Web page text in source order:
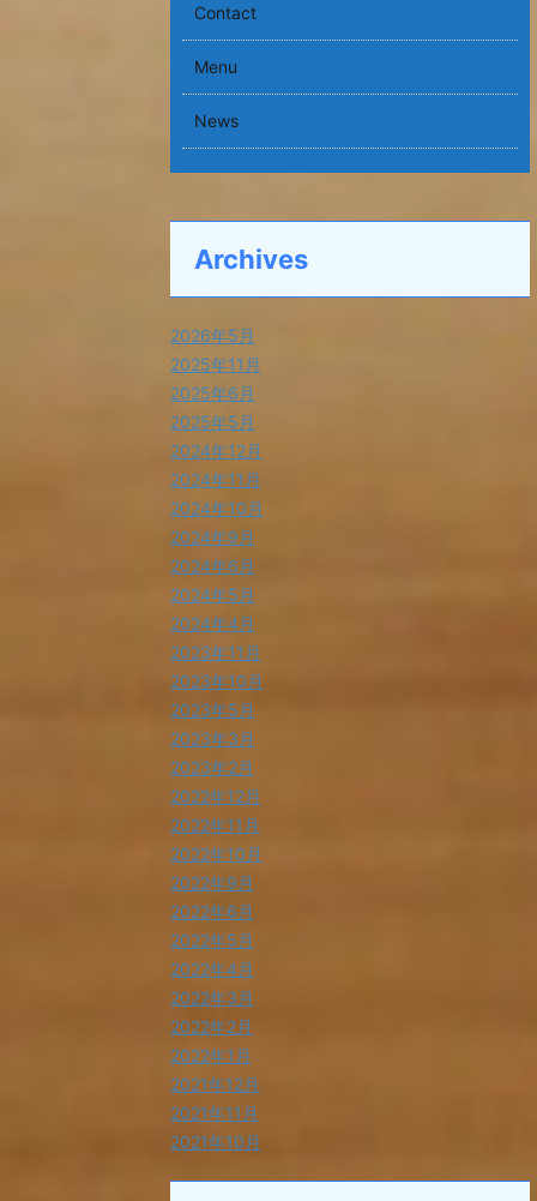
Contact
Menu
News
Archives
2026年5月
2025年11月
2025年6月
2025年5月
2024年12月
2024年11月
2024年10月
2024年9月
2024年6月
2024年5月
2024年4月
2023年11月
2023年10月
2023年5月
2023年3月
2023年2月
2022年12月
2022年11月
2022年10月
2022年9月
2022年6月
2022年5月
2022年4月
2022年3月
2022年2月
2022年1月
2021年12月
2021年11月
2021年10月